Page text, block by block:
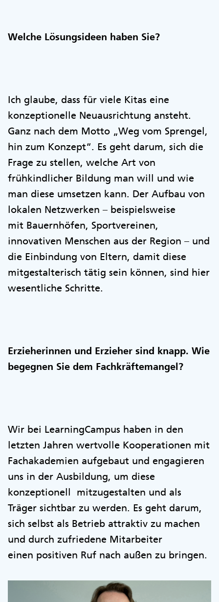
Welche Lösungsideen haben Sie?
Ich glaube, dass für viele Kitas eine
konzeptionelle Neuausrichtung ansteht.
Ganz nach dem Motto „Weg vom Sprengel,
hin zum Konzept“. Es geht darum, sich die
Frage zu stellen, welche Art von
frühkindlicher Bildung man will und wie
man diese umsetzen kann. Der Aufbau von
lokalen Netzwerken – beispielsweise
mit Bauernhöfen, Sportvereinen,
innovativen Menschen aus der Region – und
die Einbindung von Eltern, damit diese
mitgestalterisch tätig sein können, sind hier
wesentliche Schritte.
Erzieherinnen und Erzieher sind knapp. Wie
begegnen Sie dem Fachkräftemangel?
Wir bei LearningCampus haben in den
letzten Jahren wertvolle Kooperationen mit
Fachakademien aufgebaut und engagieren
uns in der Ausbildung, um diese
konzeptionell mitzugestalten und als
Träger sichtbar zu werden. Es geht darum,
sich selbst als Betrieb attraktiv zu machen
und durch zufriedene Mitarbeiter
einen positiven Ruf nach außen zu bringen.